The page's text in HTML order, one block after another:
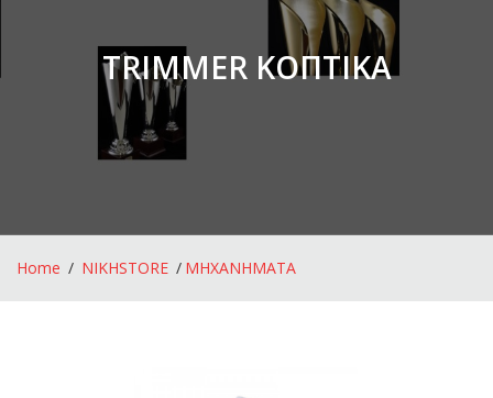
TRIMMER ΚΟΠΤΙΚΑ
Home NIKHSTORE ΜΗΧΑΝΗΜΑΤΑ